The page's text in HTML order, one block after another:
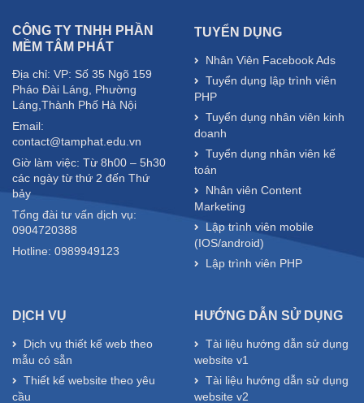
CÔNG TY TNHH PHẦN
MỀM TÂM PHÁT
Địa chỉ: VP: Số 35 Ngõ 159
Pháo Đài Láng, Phường
Láng,Thành Phố Hà Nội
Email:
contact@tamphat.edu.vn
Giờ làm việc: Từ 8h00 – 5h30
các ngày từ thứ 2 đến Thứ
bảy
Tổng đài tư vấn dịch vụ:
0904720388
Hotline: 0989949123
TUYỂN DỤNG
Nhân Viên Facebook Ads
Tuyển dụng lập trình viên
PHP
Tuyển dụng nhân viên kinh
doanh
Tuyển dụng nhân viên kế
toán
Nhân viên Content
Marketing
Lập trình viên mobile
(IOS/android)
Lập trình viên PHP
DỊCH VỤ
Dịch vụ thiết kế web theo
mẫu có sẵn
Thiết kế website theo yêu
cầu
HƯỚNG DẪN SỬ DỤNG
Tài liệu hướng dẫn sử dụng
website v1
Tài liệu hướng dẫn sử dụng
website v2